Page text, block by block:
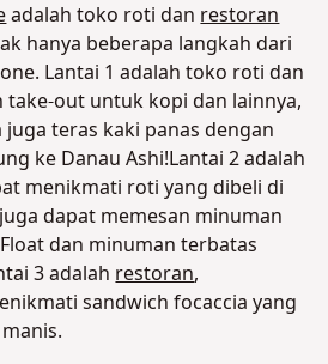
adalah toko roti danrestoran
hanya beberapa langkah dari
Lantai 1 adalah toko roti dan
take-out untuk kopi dan lainnya,
teras kaki panas dengan
ke Danau Ashi!Lantai 2 adalah
menikmati roti yang dibeli di
dapat memesan minuman
dan minuman terbatas
3 adalahrestoran,
sandwich focaccia yang